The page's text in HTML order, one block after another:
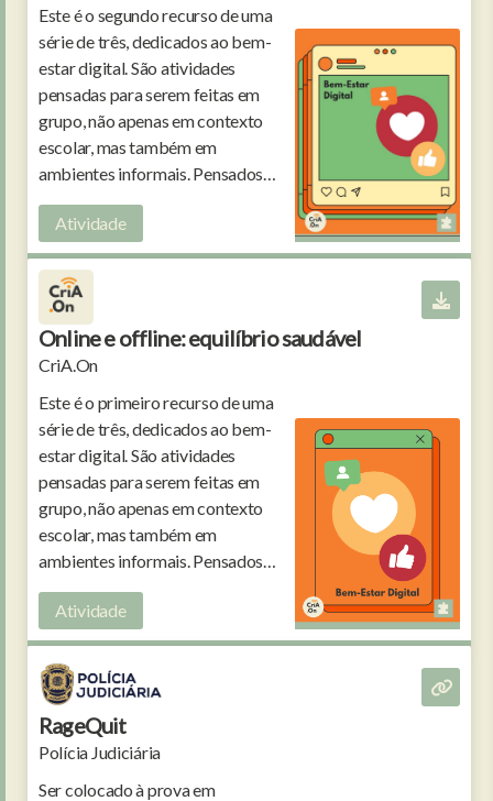
Este é o segundo recurso de uma
série de três, dedicados ao bem-
estar digital. São atividades
pensadas para serem feitas em
grupo, não apenas em contexto
escolar, mas também em
ambientes informais. Pensados
para crianças e jovens dos 10 aos
15 anos.
Atividade
Online e offline: equilíbrio saudável
CriA.On
Este é o primeiro recurso de uma
série de três, dedicados ao bem-
estar digital. São atividades
pensadas para serem feitas em
grupo, não apenas em contexto
escolar, mas também em
ambientes informais. Pensados
para crianças e jovens dos 10 aos
15 anos.
Atividade
RageQuit
Polícia Judiciária
Ser colocado à prova em